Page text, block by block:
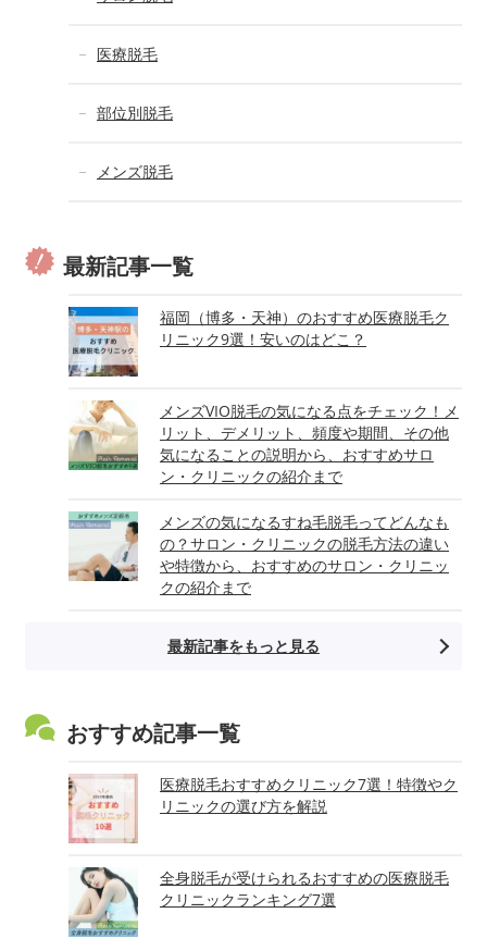
医療脱毛
部位別脱毛
メンズ脱毛
最新記事一覧
福岡（博多・天神）のおすすめ医療脱毛ク
リニック9選！安いのはどこ？
メンズVIO脱毛の気になる点をチェック！メ
リット、デメリット、頻度や期間、その他
気になることの説明から、おすすめサロ
ン・クリニックの紹介まで
メンズの気になるすね毛脱毛ってどんなも
の？サロン・クリニックの脱毛方法の違い
や特徴から、おすすめのサロン・クリニッ
クの紹介まで
最新記事をもっと見る
おすすめ記事一覧
医療脱毛おすすめクリニック7選！特徴やク
リニックの選び方を解説
全身脱毛が受けられるおすすめの医療脱毛
クリニックランキング7選